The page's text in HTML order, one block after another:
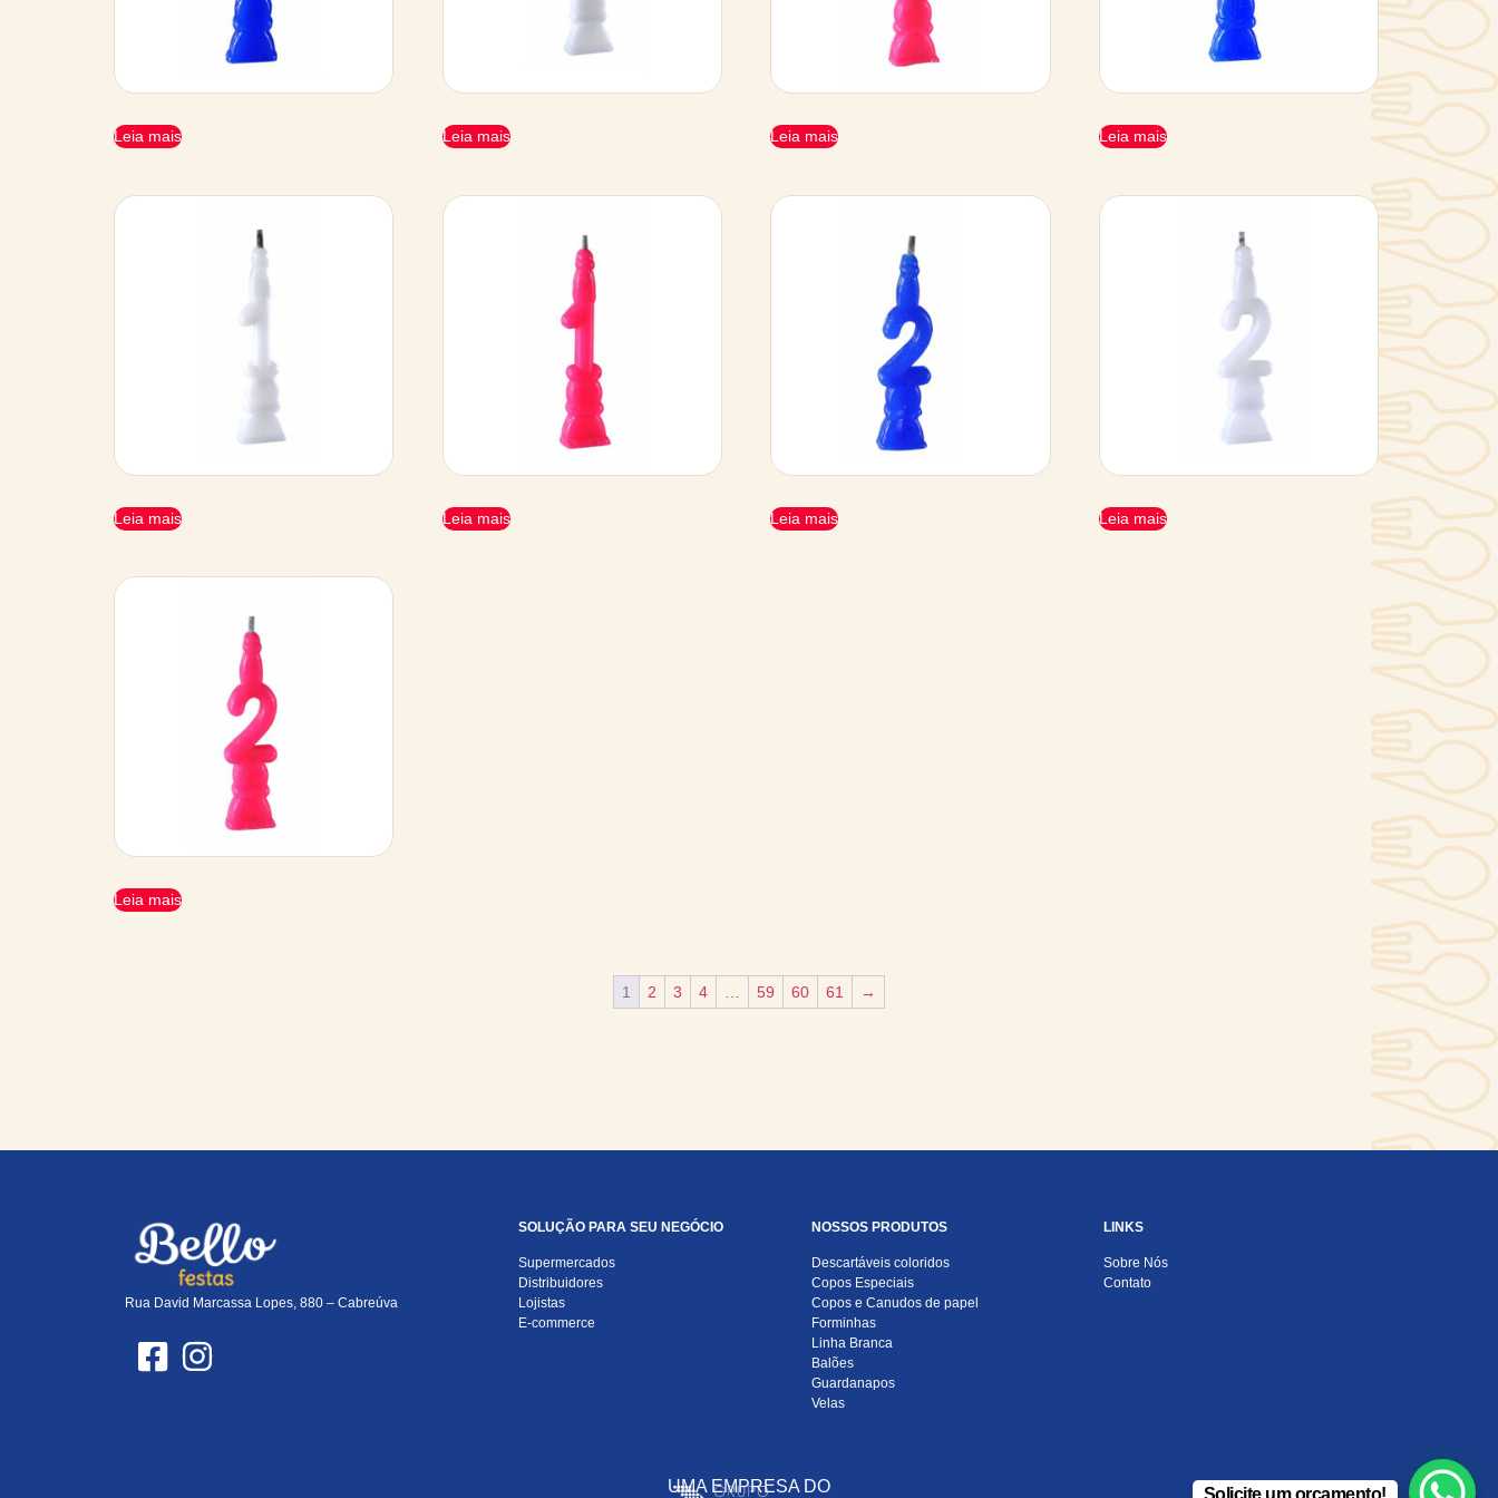
Leia mais Leia mais Leia mais Leia mais
Leia mais Leia mais Leia mais Leia mais
Leia mais
1 2 3 4 59 60 61 →
Rua David Marcassa Lopes, 880 – Cabreúva
SOLUÇÃO PARA SEU NEGÓCIO
Supermercados
Distribuidores
Lojistas
E-commerce
NOSSOS PRODUTOS
Descartáveis coloridos
Copos Especiais
Copos e Canudos de papel
Forminhas
Linha Branca
Balões
Guardanapos
Velas
LINKS
Sobre Nós
Contato
UMA EMPRESA DO Solicite um orçamento!